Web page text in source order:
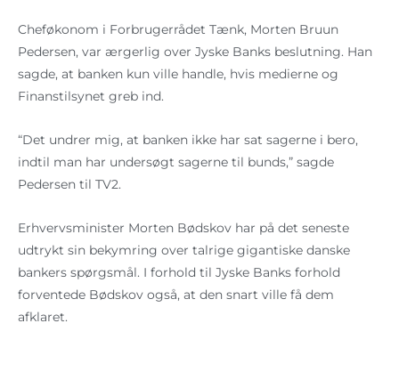
Cheføkonom i Forbrugerrådet Tænk, Morten Bruun
Pedersen, var ærgerlig over Jyske Banks beslutning. Han
sagde, at banken kun ville handle, hvis medierne og
Finanstilsynet greb ind.
“Det undrer mig, at banken ikke har sat sagerne i bero,
indtil man har undersøgt sagerne til bunds,” sagde
Pedersen til TV2.
Erhvervsminister Morten Bødskov har på det seneste
udtrykt sin bekymring over talrige gigantiske danske
bankers spørgsmål. I forhold til Jyske Banks forhold
forventede Bødskov også, at den snart ville få dem
afklaret.